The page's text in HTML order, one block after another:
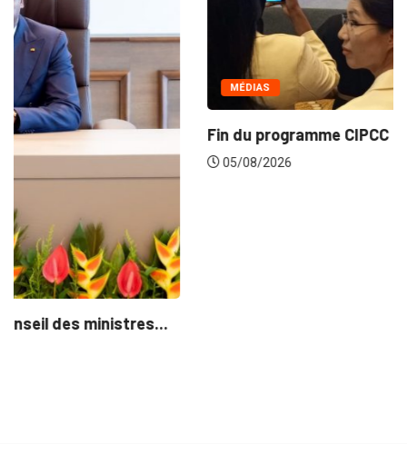
MÉDIAS
Fin du programme CIPCC 2026 de la...